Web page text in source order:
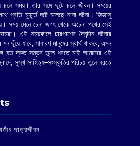
সময়। তার সঙ্গে ছুটে চলে জীবন। সময়ের
প্রতি মুহূর্তে ঘটে চলেছে নানা ঘটনা। জিজ্ঞাসু
সময় মেনে চেনা জগৎ থেকে অচেনা পথের সেই
এই সময়কালে চারপাশের দৈনন্দিন ঘটনার
ছুঁয়ে যাবে, সাধারণ মানুষের স্বার্থ থাকবে, এমন
যত দ্রুত সম্ভব তুলে ধরতে চাই আমাদের এই
সুস্থ সাহিত্য–সংস্কৃতির পরিচয় তুলে ধরতে
ছাত্রজীবন